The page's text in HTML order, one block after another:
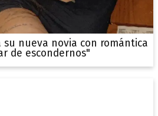
nueva novia con romántica
de escondernos"